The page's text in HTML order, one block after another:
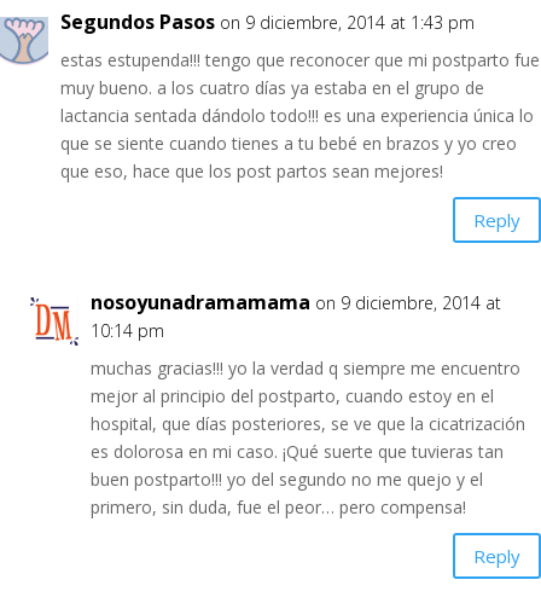
Segundos Pasos on 9 diciembre, 2014 at 1:43 pm
estas estupenda!!! tengo que reconocer que mi postparto fue
muy bueno. a los cuatro días ya estaba en el grupo de
lactancia sentada dándolo todo!!! es una experiencia única lo
que se siente cuando tienes a tu bebé en brazos y yo creo
que eso, hace que los post partos sean mejores!
Reply
nosoyunadramamama on 9 diciembre, 2014 at
10:14 pm
muchas gracias!!! yo la verdad q siempre me encuentro
mejor al principio del postparto, cuando estoy en el
hospital, que días posteriores, se ve que la cicatrización
es dolorosa en mi caso. ¡Qué suerte que tuvieras tan
buen postparto!!! yo del segundo no me quejo y el
primero, sin duda, fue el peor… pero compensa!
Reply